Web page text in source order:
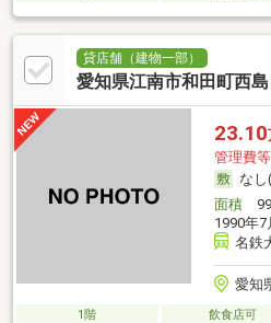
貸店舗（建物一部）
愛知県江南市和田町西島
23.10
管理費
なし
面積
1990年
名鉄
愛知
1階 飲食店可